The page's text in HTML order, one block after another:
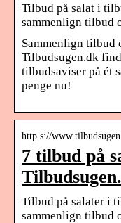
Tilbud på salat i
sammenlign tilbud
Sammenlign tilbud
Tilbudsugen.dk
tilbudsaviser på ét
penge nu!
http s://
7 tilbud på
Tilbud på salater i
sammenlign tilbud